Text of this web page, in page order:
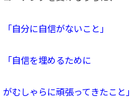
「自分に自信がないこと」
「自信を埋めるために
がむしゃらに頑張ってきたこと」